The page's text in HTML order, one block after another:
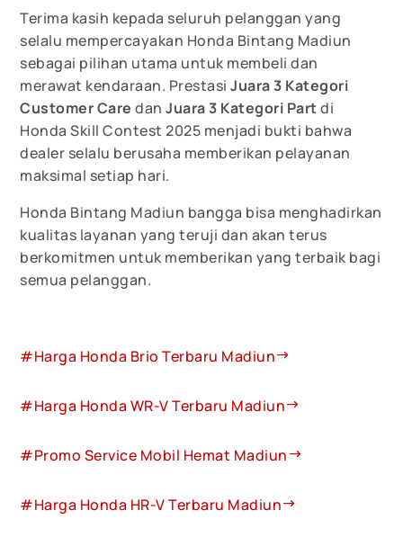
Terima kasih kepada seluruh pelanggan yang
selalu mempercayakan Honda Bintang Madiun
sebagai pilihan utama untuk membeli dan
merawat kendaraan. PrestasiJuara 3 Kategori
Customer Care danJuara 3 Kategori Partdi
Honda Skill Contest 2025 menjadi bukti bahwa
dealer selalu berusaha memberikan pelayanan
maksimal setiap hari.
Honda Bintang Madiun bangga bisa menghadirkan
kualitas layanan yang teruji dan akan terus
berkomitmen untuk memberikan yang terbaik bagi
semua pelanggan.
#Harga Honda Brio Terbaru Madiun
#Harga Honda WR-V Terbaru Madiun
#Promo Service Mobil Hemat Madiun
#Harga Honda HR-V Terbaru Madiun